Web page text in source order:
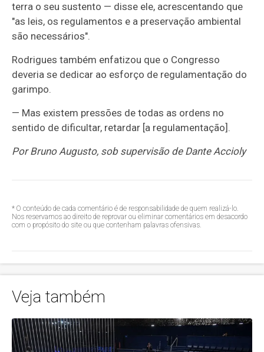
terra o seu sustento — disse ele, acrescentando que
"as leis, os regulamentos e a preservação ambiental
são necessários".
Rodrigues também enfatizou que o Congresso
deveria se dedicar ao esforço de regulamentação do
garimpo.
— Mas existem pressões de todas as ordens no
sentido de dificultar, retardar [a regulamentação].
Por Bruno Augusto, sob supervisão de Dante Accioly
* O conteúdo de cada comentário é de responsabilidade de quem realizá-lo.
Nos reservamos ao direito de reprovar ou eliminar comentários em desacordo
com o propósito do site ou que contenham palavras ofensivas.
Veja também